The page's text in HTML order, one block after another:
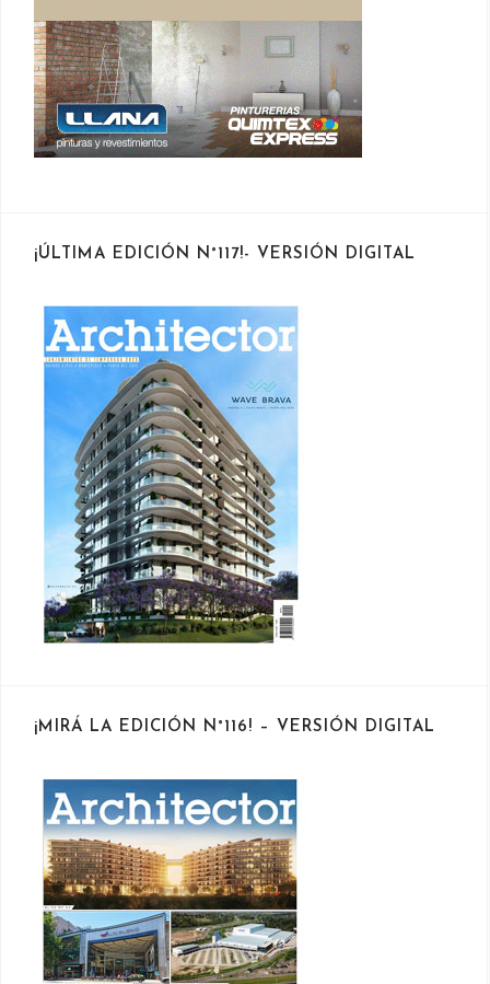
¡ÚLTIMA EDICIÓN N°117!- VERSIÓN DIGITAL
¡MIRÁ LA EDICIÓN N°116! – VERSIÓN DIGITAL